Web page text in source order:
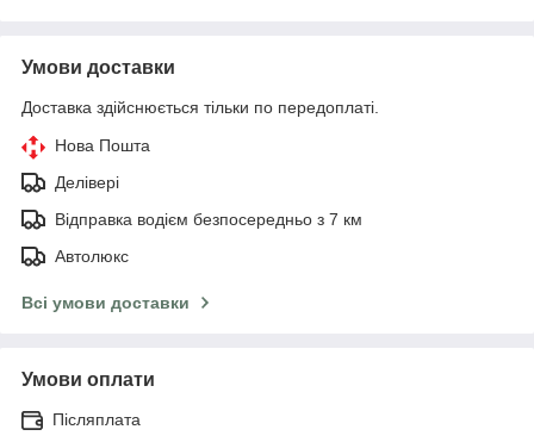
Умови доставки
Доставка здійснюється тільки по передоплаті.
Нова Пошта
Делівері
Відправка водієм безпосередньо з 7 км
Автолюкс
Всі умови доставки
Умови оплати
Післяплата